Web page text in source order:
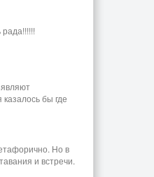
бы где
Но в
и встречи.